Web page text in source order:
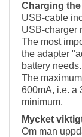
Charging the
USB-cable
USB-charger
The most
the adapter
battery needs.
The
600mA, i.e. a
minimum.
Mycket
Om man